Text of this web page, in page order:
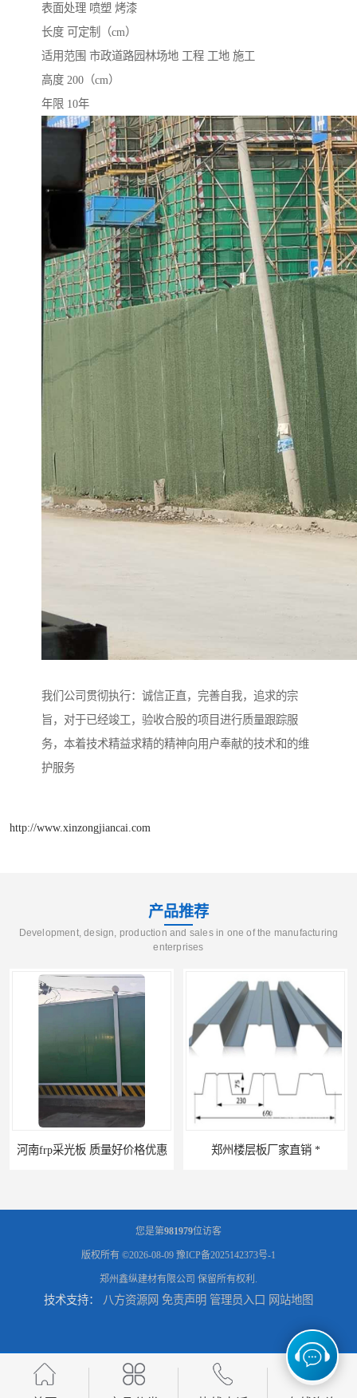
表面处理 喷塑 烤漆
长度 可定制（cm）
适用范围 市政道路园林场地 工程 工地 施工
高度 200（cm）
年限 10年
我们公司贯彻执行：诚信正直，完善自我，追求的宗
旨，对于已经竣工，验收合股的项目进行质量跟踪服
务，本着技术精益求精的精神向用户奉献的技术和的维
护服务
http://www.xinzongjiancai.com
产品推荐
Development, design, production and sales in one of the manufacturing
enterprises
河南frp采光板 质量好价格优惠 郑州楼层板厂家直销 *
河南郑州移动式高空瓦机租赁公司 提高施工效率 河南郑州生产加工彩钢围挡 郑州鑫纵 质量好 围挡加工
您是第981979位访客
版权所有 ©2026-08-09 豫ICP备2025142373号-1
郑州鑫纵建材有限公司 保留所有权利.
技术支持： 八方资源网 免责声明 管理员入口 网站地图